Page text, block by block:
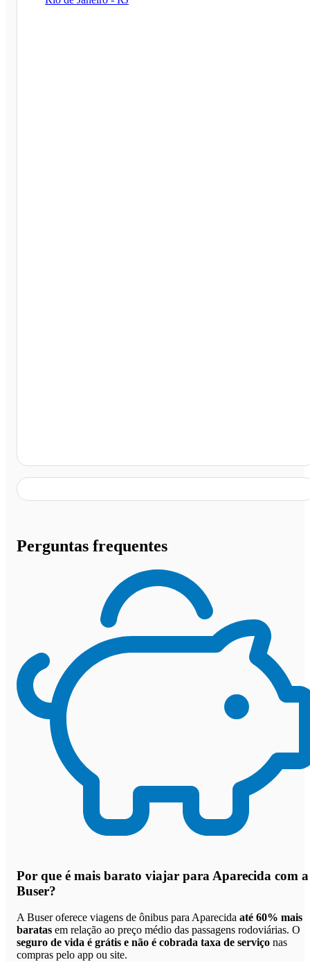
Perguntas frequentes
Por que é mais barato viajar para Aparecida com a
Buser?
A Buser oferece viagens de ônibus para Aparecida até 60% mais
baratas em relação ao preço médio das passagens rodoviárias. O
seguro de vida é grátis e não é cobrada taxa de serviço nas
compras pelo app ou site.